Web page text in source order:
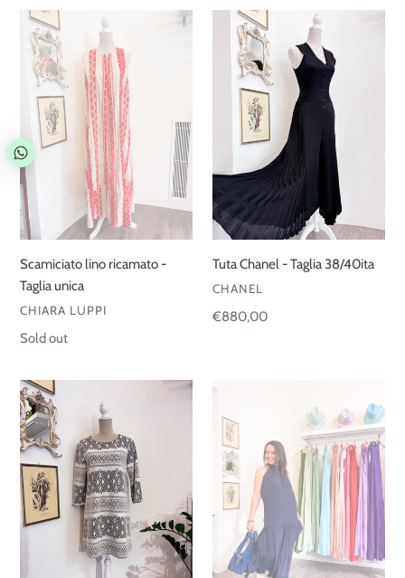
Scamiciato
lino
ricamato
Taglia
unica
Scamiciato lino ricamato -
Taglia unica
VENDOR
CHIARA LUPPI
Regular
Sold out
Tuta
Chanel
Taglia
38/40ita
Tuta Chanel - Taglia 38/40ita
VENDOR
CHANEL
Regular
€880,00
Abito
geometrico
-
Taglia
L
seta
Taglia
unica